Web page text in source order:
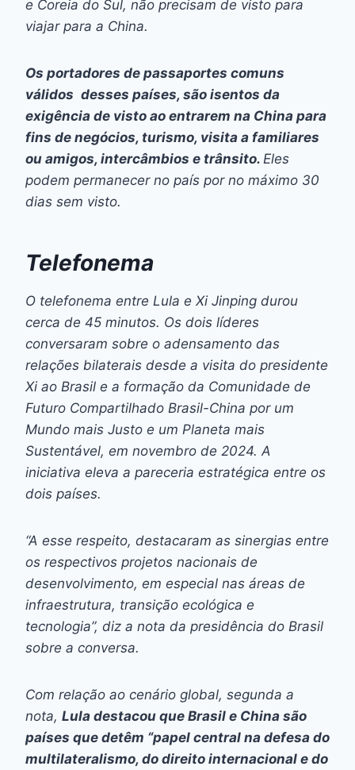
e Coreia do Sul, não precisam de visto para
viajar para a China.
Os portadores de passaportes comuns
válidos desses países, são isentos da
exigência de visto ao entrarem na China para
fins de negócios, turismo, visita a familiares
ou amigos, intercâmbios e trânsito. Eles
podem permanecer no país por no máximo 30
dias sem visto.
Telefonema
O telefonema entre Lula e Xi Jinping durou
cerca de 45 minutos. Os dois líderes
conversaram sobre o adensamento das
relações bilaterais desde a visita do presidente
Xi ao Brasil e a formação da Comunidade de
Futuro Compartilhado Brasil-China por um
Mundo mais Justo e um Planeta mais
Sustentável, em novembro de 2024. A
iniciativa eleva a pareceria estratégica entre os
dois países.
“A esse respeito, destacaram as sinergias entre
os respectivos projetos nacionais de
desenvolvimento, em especial nas áreas de
infraestrutura, transição ecológica e
tecnologia”, diz a nota da presidência do Brasil
sobre a conversa.
Com relação ao cenário global, segunda a
nota, Lula destacou que Brasil e China são
países que detêm “papel central na defesa do
multilateralismo, do direito internacional e do